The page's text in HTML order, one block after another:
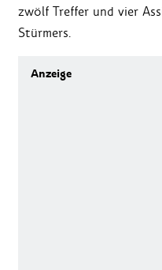
zwölf Treffer und vier
Stürmers.